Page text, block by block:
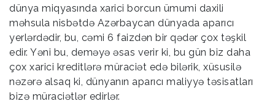
dünya miqyasında xarici borcun ümumi daxili
məhsula nisbətdə Azərbaycan dünyada aparıcı
yerlərdədir, bu, cəmi 6 faizdən bir qədər çox təşkil
edir. Yəni bu, deməyə əsas verir ki, bu gün biz daha
çox xarici kreditlərə müraciət edə bilərik, xüsusilə
nəzərə alsaq ki, dünyanın aparıcı maliyyə təsisatları
bizə müraciətlər edirlər.